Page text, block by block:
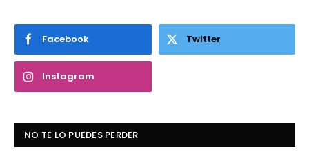
Facebook Twitter
Instagram
NO TE LO PUEDES PERDER